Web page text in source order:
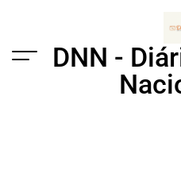
Menu
DNN -